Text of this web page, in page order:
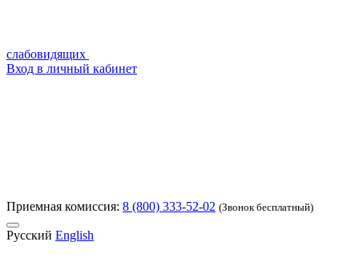
слабовидящих
Вход в личный кабинет
Приемная комиссия: 8 (800) 333-52-02 (Звонок бесплатный)
Русский English